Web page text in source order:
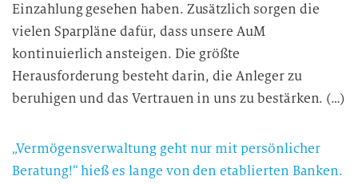
Einzahlung gesehen haben. Zusätzlich sorgen die
vielen Sparpläne dafür, dass unsere AuM
kontinuierlich ansteigen. Die größte
Herausforderung besteht darin, die Anleger zu
beruhigen und das Vertrauen in uns zu bestärken. (…)
„Vermögensverwaltung geht nur mit persönlicher
Beratung!“ hieß es lange von den etablierten Banken.